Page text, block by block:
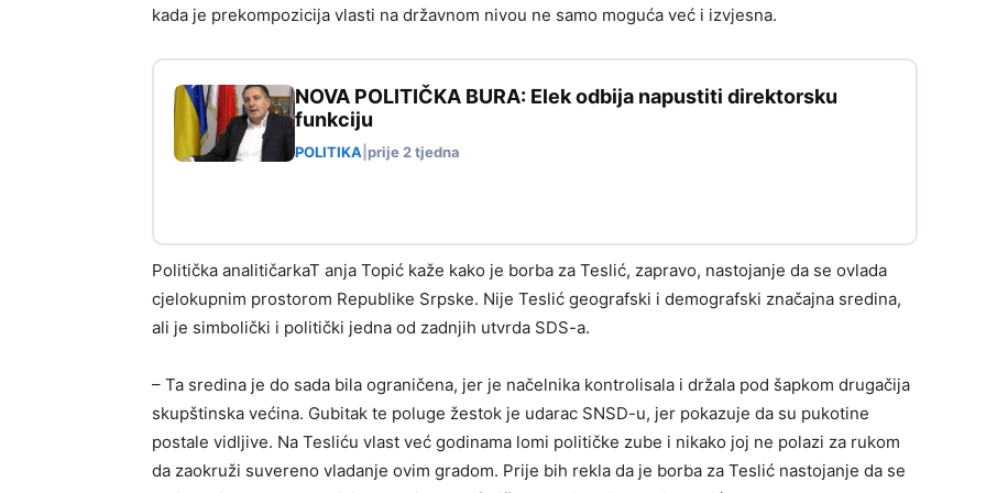
kada je prekompozicija vlasti na državnom nivou ne samo moguća već i izvjesna.
NOVA POLITIČKA BURA: Elek odbija napustiti direktorsku
funkciju
POLITIKA prije 2 tjedna
Politička analitičarkaT anja Topić kaže kako je borba za Teslić, zapravo, nastojanje da se ovlada
cjelokupnim prostorom Republike Srpske. Nije Teslić geografski i demografski značajna sredina,
ali je simbolički i politički jedna od zadnjih utvrda SDS-a.
– Ta sredina je do sada bila ograničena, jer je načelnika kontrolisala i držala pod šapkom drugačija
skupštinska većina. Gubitak te poluge žestok je udarac SNSD-u, jer pokazuje da su pukotine
postale vidljive. Na Tesliću vlast već godinama lomi političke zube i nikako joj ne polazi za rukom
da zaokruži suvereno vladanje ovim gradom. Prije bih rekla da je borba za Teslić nastojanje da se